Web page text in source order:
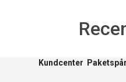
Kundcenter